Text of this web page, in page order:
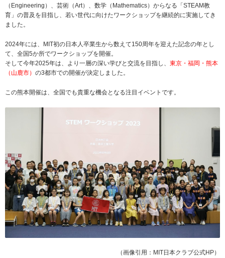
（Engineering）、芸術（Art）、数学（Mathematics）からなる「STEAM教
育」の普及を目指し、若い世代に向けたワークショップを継続的に実施してき
ました。
2024年には、MIT初の日本人卒業生から数えて150周年を迎えた記念の年とし
て、全国5か所でワークショップを開催。
そして今年2025年は、より一層の深い学びと交流を目指し、 東京・福岡・熊本
（山鹿市） の3都市での開催が決定しました。
この熊本開催は、全国でも貴重な機会となる注目イベントです。
（画像引用：MIT日本クラブ公式HP）